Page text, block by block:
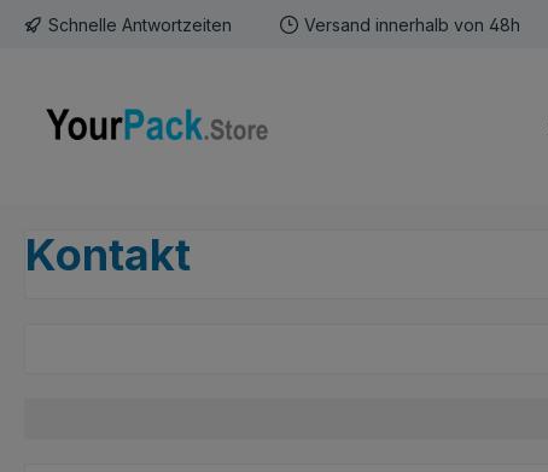
Hauptinhalt springen
Zur Suche springen
Zur Hauptnavigation springen
Schnelle Antwortzeiten Versand innerhalb von 48h
Kontakt